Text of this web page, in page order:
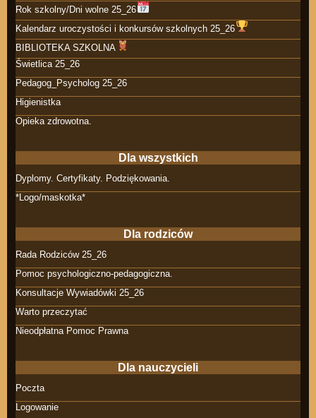
Rok szkolny/Dni wolne 25_26
Kalendarz uroczystości i konkursów szkolnych 25_26
BIBLIOTEKA SZKOLNA
Świetlica 25_26
Pedagog_Psycholog 25_26
Higienistka
Opieka zdrowotna.
Dla wszystkich
Dyplomy. Certyfikaty. Podziękowania.
*Logo/maskotka*
Dla rodziców
Rada Rodziców 25_26
Pomoc psychologiczno-pedagogiczna.
Konsultacje Wywiadówki 25_26
Warto przeczytać
Nieodpłatna Pomoc Prawna
Dla nauczycieli
Poczta
Logowanie